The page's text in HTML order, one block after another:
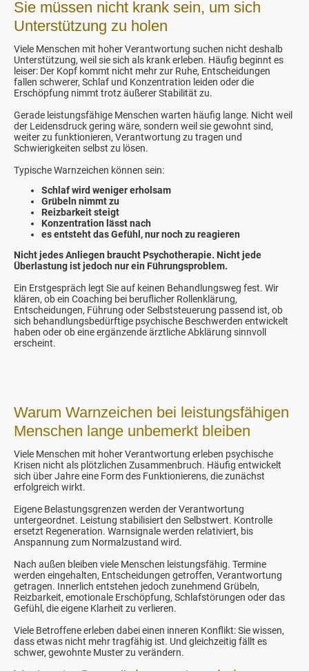
Sie müssen nicht krank sein, um sich
Unterstützung zu holen
Viele Menschen mit hoher Verantwortung suchen nicht deshalb
Unterstützung, weil sie sich als krank erleben. Häufig beginnt es
leiser: Der Kopf kommt nicht mehr zur Ruhe, Entscheidungen
fallen schwerer, Schlaf und Konzentration leiden oder die
Erschöpfung nimmt trotz äußerer Stabilität zu.
Gerade leistungsfähige Menschen warten häufig lange. Nicht weil
der Leidensdruck gering wäre, sondern weil sie gewohnt sind,
weiter zu funktionieren, Verantwortung zu tragen und
Schwierigkeiten selbst zu lösen.
Typische Warnzeichen können sein:
Schlaf wird weniger erholsam
Grübeln nimmt zu
Reizbarkeit steigt
Konzentration lässt nach
es entsteht das Gefühl, nur noch zu reagieren
Nicht jedes Anliegen braucht Psychotherapie. Nicht jede
Überlastung ist jedoch nur ein Führungsproblem.
Ein Erstgespräch legt Sie auf keinen Behandlungsweg fest. Wir
klären, ob ein Coaching bei beruflicher Rollenklärung,
Entscheidungen, Führung oder Selbststeuerung passend ist, ob
sich behandlungsbedürftige psychische Beschwerden entwickelt
haben oder ob eine ergänzende ärztliche Abklärung sinnvoll
erscheint.
Warum Warnzeichen bei leistungsfähigen
Menschen lange unbemerkt bleiben
Viele Menschen mit hoher Verantwortung erleben psychische
Krisen nicht als plötzlichen Zusammenbruch. Häufig entwickelt
sich über Jahre eine Form des Funktionierens, die zunächst
erfolgreich wirkt.
Eigene Belastungsgrenzen werden der Verantwortung
untergeordnet. Leistung stabilisiert den Selbstwert. Kontrolle
ersetzt Regeneration. Warnsignale werden relativiert, bis
Anspannung zum Normalzustand wird.
Nach außen bleiben viele Menschen leistungsfähig. Termine
werden eingehalten, Entscheidungen getroffen, Verantwortung
getragen. Innerlich entstehen jedoch zunehmend Grübeln,
Reizbarkeit, emotionale Erschöpfung, Schlafstörungen oder das
Gefühl, die eigene Klarheit zu verlieren.
Viele Betroffene erleben dabei einen inneren Konflikt: Sie wissen,
dass etwas nicht mehr tragfähig ist. Und gleichzeitig fällt es
schwer, gewohnte Muster zu verändern.